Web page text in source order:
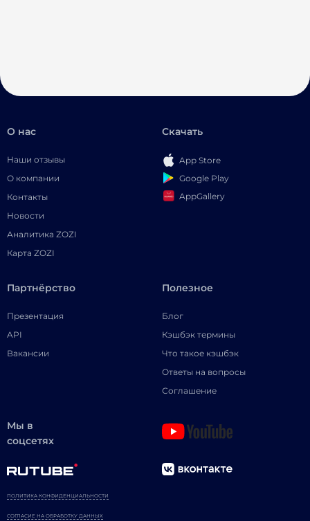
О нас
Наши отзывы
О компании
Контакты
Новости
Аналитика ZOZI
Карта ZOZI
Скачать
App Store
Google Play
AppGallery
Партнёрство
Презентация
API
Вакансии
Полезное
Блог
Кэшбэк термины
Что такое кэшбэк
Ответы на вопросы
Соглашение
Мы в
соцсетях
ПОЛИТИКА КОНФИДЕНЦИАЛЬНОСТИ
СОГЛАСИЕ НА ОБРАБОТКУ ДАННЫХ